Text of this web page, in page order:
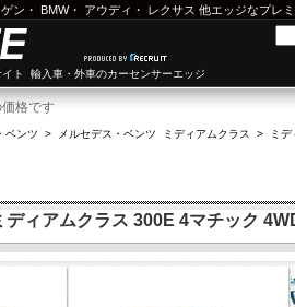
ン ・ BMW・ アウディ ・ レクサス 他エッジなプレ
ト 輸入車・外車のカーセンサーエッジ
格です
ベンツ > メルセデス・ベンツ ミディアムクラス >
ミ
ディアムクラス 300E 4マチック